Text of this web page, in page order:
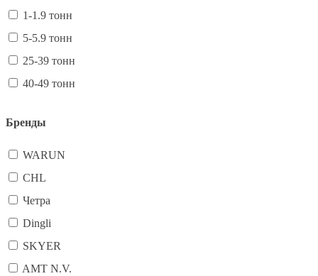
1-1.9 тонн
5-5.9 тонн
25-39 тонн
40-49 тонн
Бренды
WARUN
CHL
Четра
Dingli
SKYER
AMT N.V.